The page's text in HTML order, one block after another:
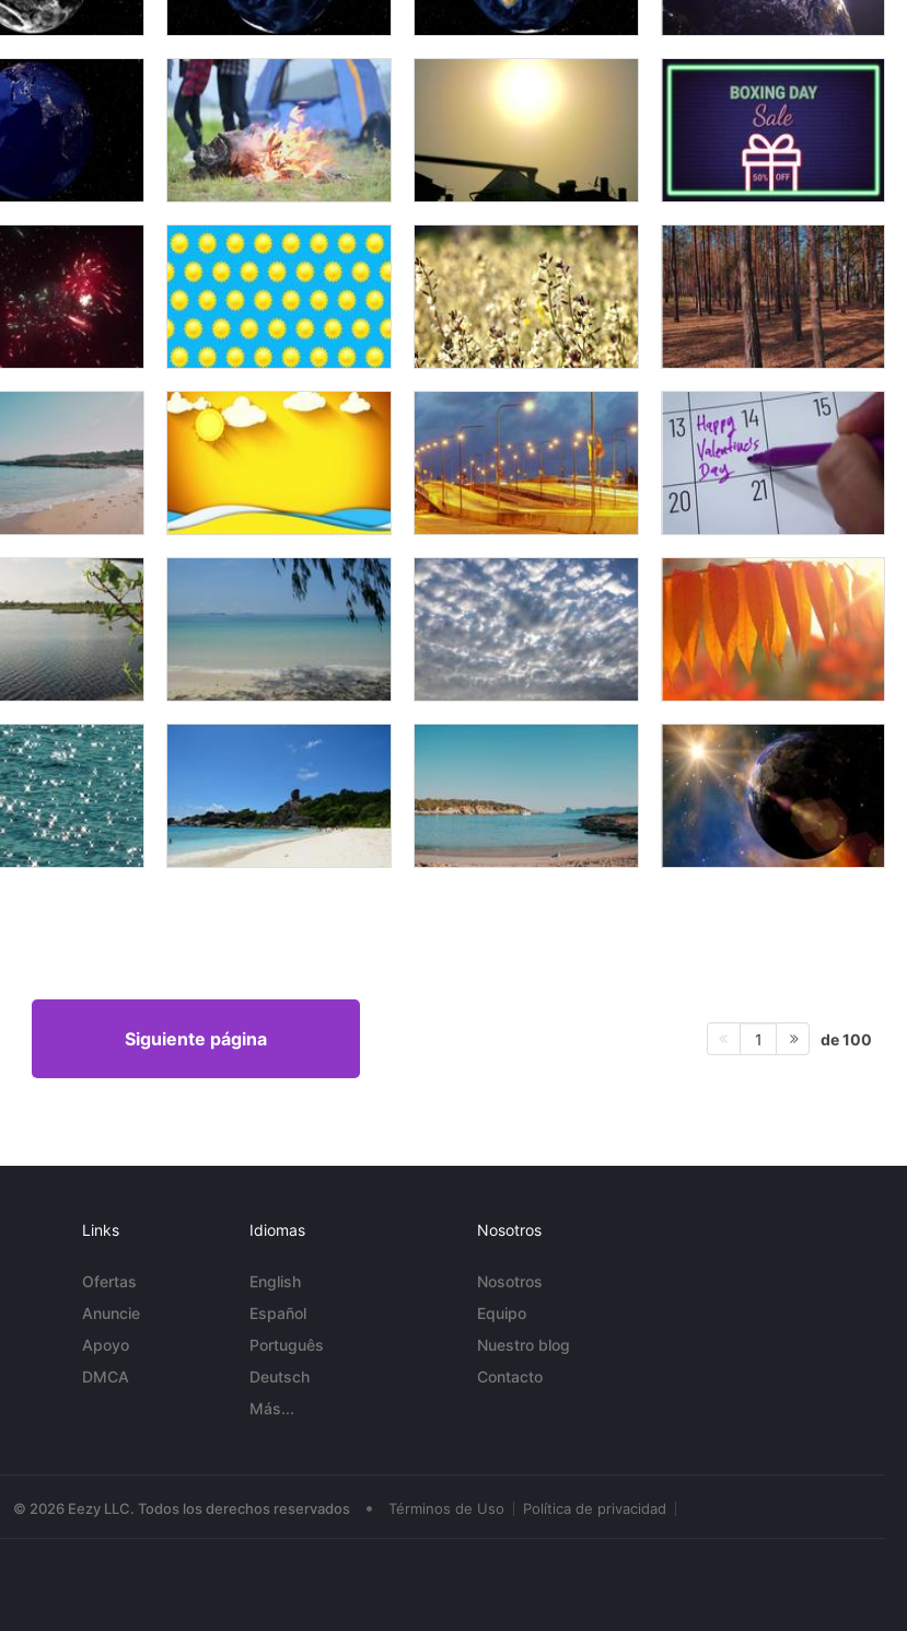
Siguiente página 1 de 100
Links
Ofertas
Anuncie
Apoyo
DMCA
Idiomas
English
Español
Português
Deutsch
Más...
Nosotros
Nosotros
Equipo
Nuestro blog
Contacto
© 2026 Eezy LLC. Todos los derechos reservados • Términos de Uso Política de privacidad